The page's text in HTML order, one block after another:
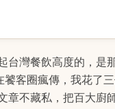
台灣餐飲高度的，是
客圈瘋傳，我花了
章不藏私，把百大廚